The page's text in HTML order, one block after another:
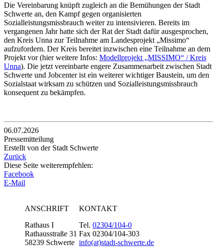
Die Vereinbarung knüpft zugleich an die Bemühungen der Stadt
Schwerte an, den Kampf gegen organisierten
Sozialleistungsmissbrauch weiter zu intensivieren. Bereits im
vergangenen Jahr hatte sich der Rat der Stadt dafür ausgesprochen,
den Kreis Unna zur Teilnahme am Landesprojekt „Missimo“
aufzufordern. Der Kreis bereitet inzwischen eine Teilnahme an dem
Projekt vor (hier weitere Infos: Modellprojekt „MISSIMO“ / Kreis
Unna). Die jetzt vereinbarte engere Zusammenarbeit zwischen Stadt
Schwerte und Jobcenter ist ein weiterer wichtiger Baustein, um den
Sozialstaat wirksam zu schützen und Sozialleistungsmissbrauch
konsequent zu bekämpfen.
06.07.2026
Pressemitteilung
Erstellt von der Stadt Schwerte
Zurück
Diese Seite weiterempfehlen:
Facebook
E-Mail
ANSCHRIFT
Rathaus I
Rathausstraße 31
58239 Schwerte
KONTAKT
Tel. 02304/104-0
Fax 02304/104-303
info(at)stadt-schwerte.de